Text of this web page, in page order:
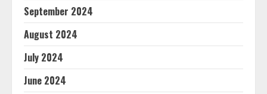
September 2024
August 2024
July 2024
June 2024